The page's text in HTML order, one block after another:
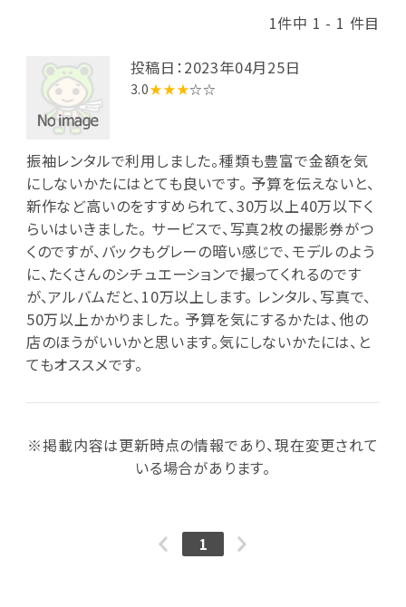
1件中 1 - 1 件目
投稿日：2023年04月25日
3.0★★★☆☆
振袖レンタルで利用しました。種類も豊富で金額を気
にしないかたにはとても良いです。 予算を伝えないと、
新作など高いのをすすめられて、30万以上40万以下く
らいはいきました。 サービスで、写真2枚の撮影券がつ
くのですが、バックもグレーの暗い感じで、モデルのよう
に、たくさんのシチュエーションで撮ってくれるのです
が、アルバムだと、10万以上します。 レンタル、写真で、
50万以上かかりました。 予算を気にするかたは、他の
店のほうがいいかと思います。気にしないかたには、と
てもオススメです。
※掲載内容は更新時点の情報であり、現在変更されて
いる場合があります。
1